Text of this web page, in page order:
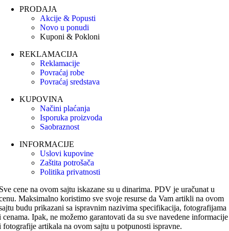
PRODAJA
Akcije & Popusti
Novo u ponudi
Kuponi & Pokloni
REKLAMACIJA
Reklamacije
Povraćaj robe
Povraćaj sredstava
KUPOVINA
Načini plaćanja
Isporuka proizvoda
Saobraznost
INFORMACIJE
Uslovi kupovine
Zaštita potrošača
Politika privatnosti
cene na ovom sajtu iskazane su u dinarima. PDV je uračunat u
Maksimalno koristimo sve svoje resurse da Vam artikli na ovom
budu prikazani sa ispravnim nazivima specifikacija, fotografijama
cenama. Ipak, ne možemo garantovati da su sve navedene informacije
fotografije artikala na ovom sajtu u potpunosti ispravne.